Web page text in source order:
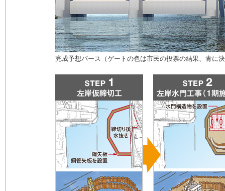
完成予想パース（ゲートの色は市民の投票の結果、青に